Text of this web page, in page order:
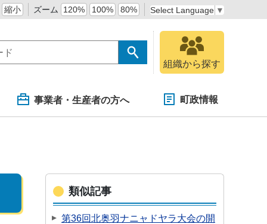
縮小 ズーム 120% 100% 80% Select Language ▼
組織から探す
事業者・生産者の方へ 町政情報
類似記事
第36回北奥羽ナニャドヤラ大会の開